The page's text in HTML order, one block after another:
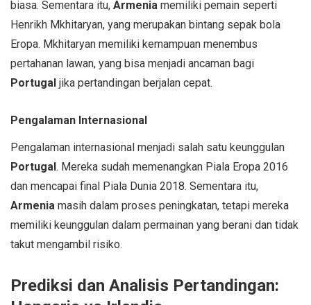
biasa. Sementara itu, Armenia memiliki pemain seperti
Henrikh Mkhitaryan, yang merupakan bintang sepak bola
Eropa. Mkhitaryan memiliki kemampuan menembus
pertahanan lawan, yang bisa menjadi ancaman bagi
Portugal jika pertandingan berjalan cepat.
Pengalaman Internasional
Pengalaman internasional menjadi salah satu keunggulan
Portugal. Mereka sudah memenangkan Piala Eropa 2016
dan mencapai final Piala Dunia 2018. Sementara itu,
Armenia masih dalam proses peningkatan, tetapi mereka
memiliki keunggulan dalam permainan yang berani dan tidak
takut mengambil risiko.
Prediksi dan Analisis Pertandingan: